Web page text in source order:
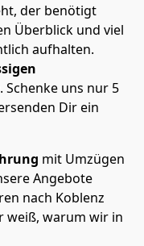
der benötigt
Überblick und viel
aufhalten.
Schenke uns nur 5
Dir ein
mit Umzügen
Angebote
nach Koblenz
weiß, warum wir in